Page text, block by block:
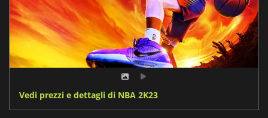
Vedi prezzi e dettagli di NBA 2K23